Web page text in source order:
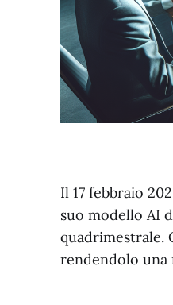
Il 17 febbraio
suo modello AI
quadrimestrale.
rendendolo una